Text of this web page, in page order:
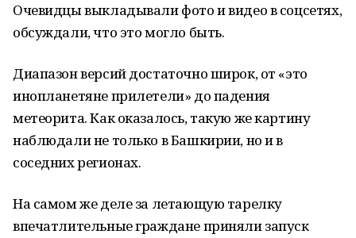
Очевидцы выкладывали фото и видео в соцсетях,
обсуждали, что это могло быть.
Диапазон версий достаточно широк, от «это
инопланетяне прилетели» до падения
метеорита. Как оказалось, такую же картину
наблюдали не только в Башкирии, но и в
соседних регионах.
На самом же деле за летающую тарелку
впечатлительные граждане приняли запуск